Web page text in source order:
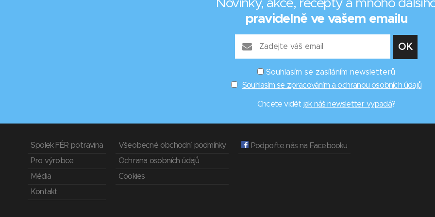
Novinky, akce, recepty a mnoho
pravidelně ve vašem emailu
Souhlasím se zasíláním newsletterů
Souhlasím se zpracováním a ochranou osobních údajů
Chcete vidět jak náš newsletter vypadá?
Spolek FÉR potravina
Pro výrobce
Média
Kontakt
Všeobecné obchodní podmínky
Ochrana osobních údajů
Cookies
Podpořte nás na Facebooku